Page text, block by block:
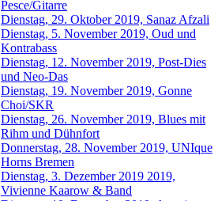
Pesce/Gitarre
Dienstag, 29. Oktober 2019, Sanaz Afzali
Dienstag, 5. November 2019, Oud und
Kontrabass
Dienstag, 12. November 2019, Post-Dies
und Neo-Das
Dienstag, 19. November 2019, Gonne
Choi/SKR
Dienstag, 26. November 2019, Blues mit
Rihm und Dühnfort
Donnerstag, 28. November 2019, UNIque
Horns Bremen
Dienstag, 3. Dezember 2019 2019,
Vivienne Kaarow & Band